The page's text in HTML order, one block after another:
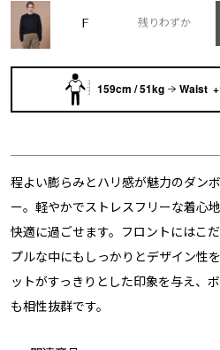
F 残りわずか
159cm / 51kg Waist
程よい膨らみとハリ感が魅力のダン
ー。軽やかでストレスフリーな着心
快適に過ごせます。フロントにはこ
プルな中にもしっかりとデザイン性
ットがすっきりとした印象を与え、
も相性抜群です。